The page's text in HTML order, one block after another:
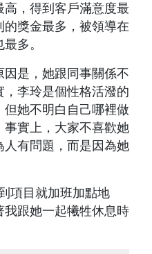
，得到客戶滿意度最
獎金最多，被領導在
多。
是，她跟同事關係不
李玲是個性格活潑的
她不明白自己哪裡做
實上，大家不喜歡她
有問題，而是因為她
項目就加班加點地
跟她一起犧牲休息時